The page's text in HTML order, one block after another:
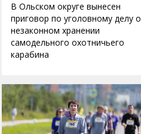
В Ольском округе вынесен
приговор по уголовному делу о
незаконном хранении
самодельного охотничьего
карабина